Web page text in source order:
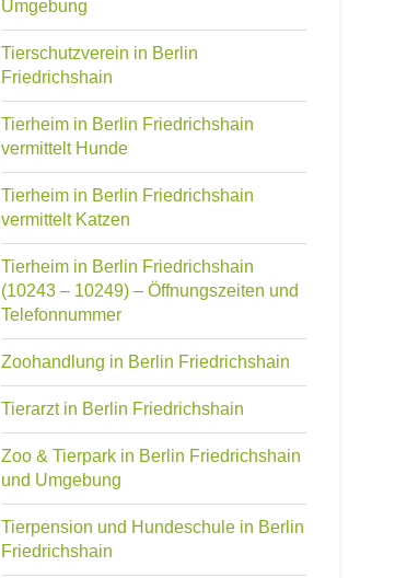
Umgebung
Tierschutzverein in Berlin
Friedrichshain
Tierheim in Berlin Friedrichshain
vermittelt Hunde
Tierheim in Berlin Friedrichshain
vermittelt Katzen
Tierheim in Berlin Friedrichshain
(10243 – 10249) – Öffnungszeiten und
Telefonnummer
Zoohandlung in Berlin Friedrichshain
Tierarzt in Berlin Friedrichshain
Zoo & Tierpark in Berlin Friedrichshain
und Umgebung
Tierpension und Hundeschule in Berlin
Friedrichshain